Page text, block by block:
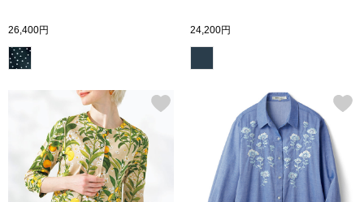
ショート･クロ
デニム
26,400円 24,200円